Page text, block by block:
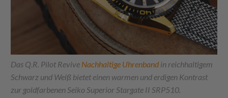
Das Q.R. Pilot Revive Nachhaltige Uhrenband in reichhaltigem
Schwarz und Weiß bietet einen warmen und erdigen Kontrast
zur goldfarbenen Seiko Superior Stargate II SRP510.